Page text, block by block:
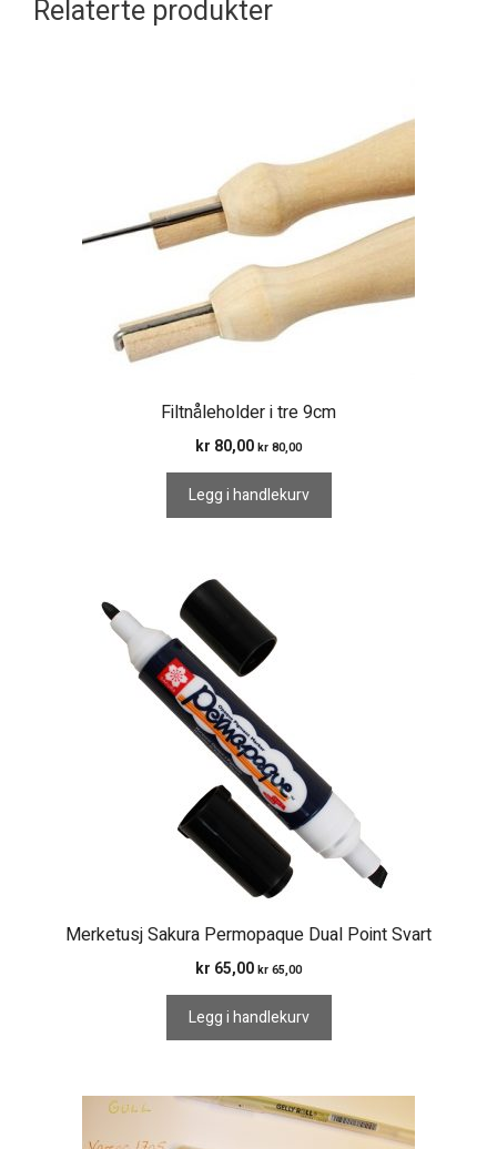
Relaterte produkter
Filtnåleholder i tre 9cm
kr 80,00 kr 80,00
Legg i handlekurv
Merketusj Sakura Permopaque Dual Point Svart
kr 65,00 kr 65,00
Legg i handlekurv